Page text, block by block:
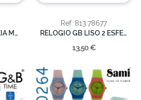
RELOGIO GB CORREIA MALHA
Ref: 813.78677
RELOGIO GB LISO 2 ESFERAS
13,50 €